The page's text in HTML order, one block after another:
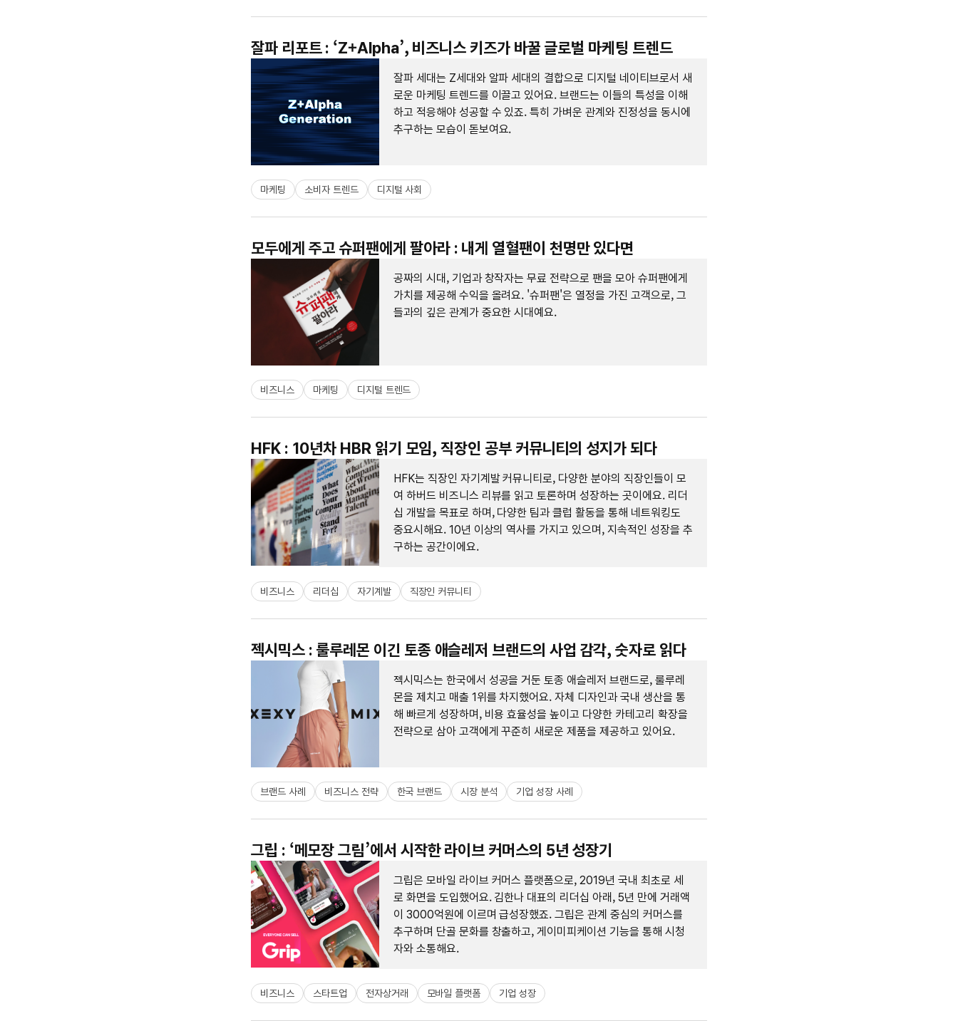
잘파 리포트 : ‘Z+Alpha’, 비즈니스 키즈가 바꿀 글로벌 마케팅 트렌드
잘파 세대는 Z세대와 알파 세대의 결합으로 디지털 네이티브로서 새
로운 마케팅 트렌드를 이끌고 있어요. 브랜드는 이들의 특성을 이해
하고 적응해야 성공할 수 있죠. 특히 가벼운 관계와 진정성을 동시에
추구하는 모습이 돋보여요.
마케팅 소비자 트렌드 디지털 사회
모두에게 주고 슈퍼팬에게 팔아라 : 내게 열혈팬이 천명만 있다면
공짜의 시대, 기업과 창작자는 무료 전략으로 팬을 모아 슈퍼팬에게
가치를 제공해 수익을 올려요. '슈퍼팬'은 열정을 가진 고객으로, 그
들과의 깊은 관계가 중요한 시대예요.
비즈니스 마케팅 디지털 트렌드
HFK : 10년차 HBR 읽기 모임, 직장인 공부 커뮤니티의 성지가 되다
HFK는 직장인 자기계발 커뮤니티로, 다양한 분야의 직장인들이 모
여 하버드 비즈니스 리뷰를 읽고 토론하며 성장하는 곳이에요. 리더
십 개발을 목표로 하며, 다양한 팀과 클럽 활동을 통해 네트워킹도
중요시해요. 10년 이상의 역사를 가지고 있으며, 지속적인 성장을 추
구하는 공간이에요.
비즈니스 리더십 자기계발 직장인 커뮤니티
젝시믹스 : 룰루레몬 이긴 토종 애슬레저 브랜드의 사업 감각, 숫자로 읽다
젝시믹스는 한국에서 성공을 거둔 토종 애슬레저 브랜드로, 룰루레
몬을 제치고 매출 1위를 차지했어요. 자체 디자인과 국내 생산을 통
해 빠르게 성장하며, 비용 효율성을 높이고 다양한 카테고리 확장을
전략으로 삼아 고객에게 꾸준히 새로운 제품을 제공하고 있어요.
브랜드 사례 비즈니스 전략 한국 브랜드 시장 분석 기업 성장 사례
그립 : ‘메모장 그림’에서 시작한 라이브 커머스의 5년 성장기
그립은 모바일 라이브 커머스 플랫폼으로, 2019년 국내 최초로 세
로 화면을 도입했어요. 김한나 대표의 리더십 아래, 5년 만에 거래액
이 3000억원에 이르며 급성장했죠. 그립은 관계 중심의 커머스를
추구하며 단골 문화를 창출하고, 게이미피케이션 기능을 통해 시청
자와 소통해요.
비즈니스 스타트업 전자상거래 모바일 플랫폼 기업 성장